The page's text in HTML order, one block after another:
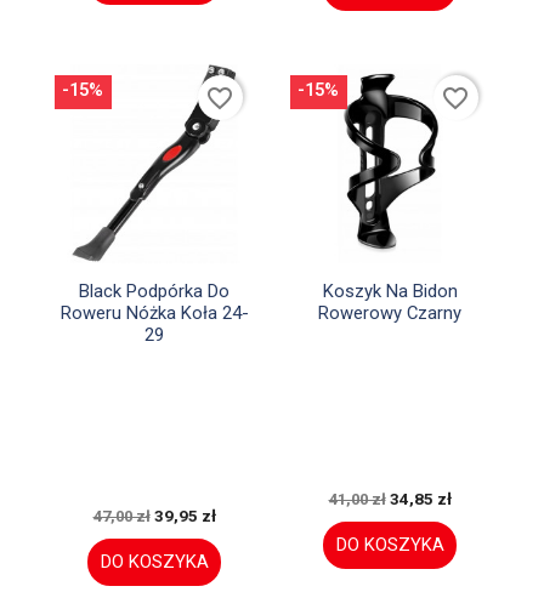
Szybki podgląd
Black Podpórka Do
Roweru Nóżka Koła 24-
29
47,00 zł 39,95 zł
DO KOSZYKA
-15% favorite_border
Szybki podgląd
Koszyk Na Bidon
Rowerowy Czarny
41,00 zł 34,85 zł
DO KOSZYKA
-15% favorite_border